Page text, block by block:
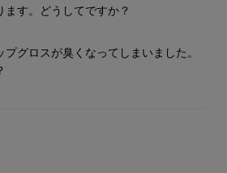
ます。どうしてですか？
プグロスが臭くなってしまいました。